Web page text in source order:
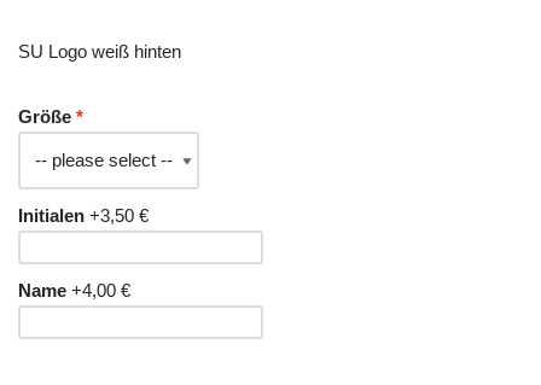
SU Logo weiß hinten
Größe
Initialen +3,50 €
Name +4,00 €